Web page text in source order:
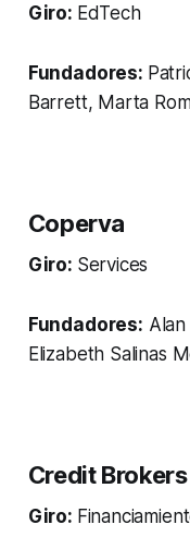
Giro: EdTech
Fundadores:
Barrett, Marta
Coperva
Giro: Services
Fundadores:
Elizabeth Salinas
Credit Brokers
Giro: